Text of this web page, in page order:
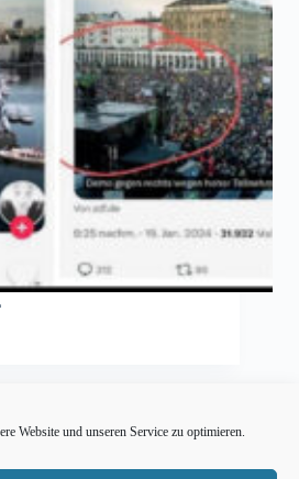
Website und unseren Service zu optimieren.